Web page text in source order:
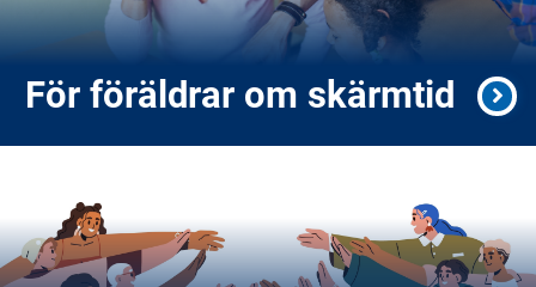
För föräldrar om skärmtid